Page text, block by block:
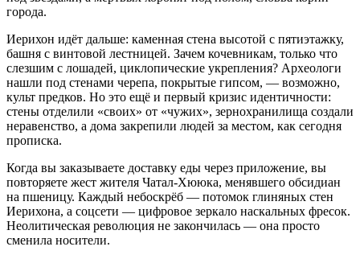
города.
Иерихон идёт дальше: каменная стена высотой с пятиэтажку,
башня с винтовой лестницей. Зачем кочевникам, только что
слезшим с лошадей, циклопические укрепления? Археологи
нашли под стенами черепа, покрытые гипсом, — возможно,
культ предков. Но это ещё и первый кризис идентичности:
стены отделили «своих» от «чужих», зернохранилища создали
неравенство, а дома закрепили людей за местом, как сегодня
прописка.
Когда вы заказываете доставку еды через приложение, вы
повторяете жест жителя Чатал-Хююка, менявшего обсидиан
на пшеницу. Каждый небоскрёб — потомок глиняных стен
Иерихона, а соцсети — цифровое зеркало наскальных фресок.
Неолитическая революция не закончилась — она просто
сменила носители.